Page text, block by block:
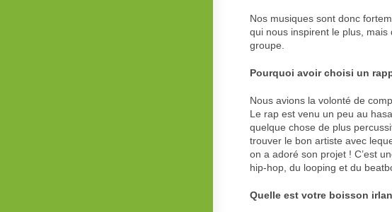
Nos musiques sont donc
qui nous inspirent le plus,
groupe.
Pourquoi avoir choisi un
Nous avions la volonté de
Le rap est venu un peu au
quelque chose de plus
trouver le bon artiste avec
on a adoré son projet ! C’est
hip-hop, du looping et du
Quelle est votre boisson